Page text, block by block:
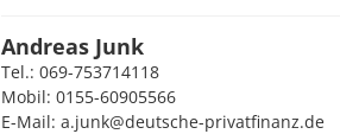
Andreas Junk
Tel.: 069-753714118
Mobil: 0155-60905566
E-Mail: a.junk@deutsche-privatfinanz.de